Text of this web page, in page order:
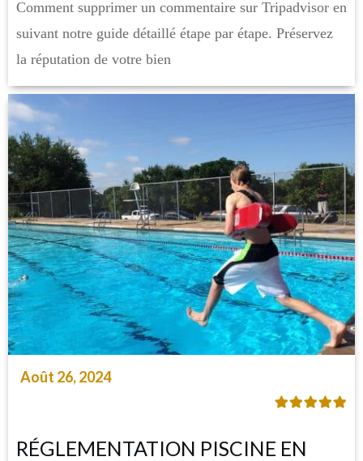
Comment supprimer un commentaire sur Tripadvisor en
suivant notre guide détaillé étape par étape. Préservez
la réputation de votre bien
Août 26, 2024
RÉGLEMENTATION PISCINE EN